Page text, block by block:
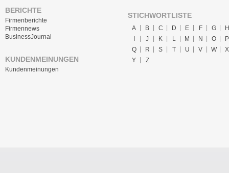
BERICHTE
Firmenberichte
Firmennews
BusinessJournal
KUNDENMEINUNGEN
Kundenmeinungen
STICHWORTLISTE
A B C D E F G
H
I
J K L M N O
P
Q
R S T U V W
X
Y
Z